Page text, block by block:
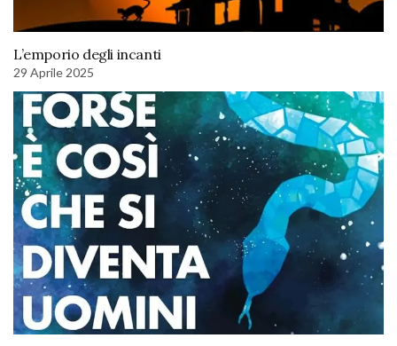
L’emporio degli incanti
29 Aprile 2025